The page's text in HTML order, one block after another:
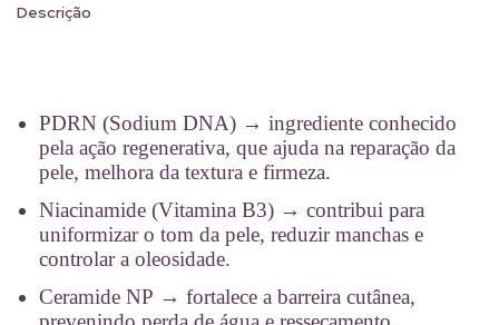
Descrição
PDRN (Sodium DNA) → ingrediente conhecido
pela ação regenerativa, que ajuda na reparação da
pele, melhora da textura e firmeza.
Niacinamide (Vitamina B3) → contribui para
uniformizar o tom da pele, reduzir manchas e
controlar a oleosidade.
Ceramide NP → fortalece a barreira cutânea,